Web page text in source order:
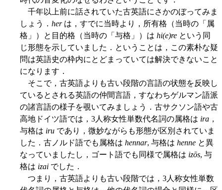
千年以上前に話されていた古英語にさかのぼってみま
しょう． herは，すでに当時より，所有格（当時の「属
格」）と目的格（当時の「与格」）は hi(e)re という同
じ形態を示していました．ということは，この素朴な疑
問は英語史の枠内にとどまっていては解決できないこと
になります．
そこで，古英語よりも古い段階の言語の状態を反映し
ているとされる英語の仲間言語，すなわちゲルマン語派
の諸言語の様子を覗いてみましょう．古サクソン語や古
高地ドイツ語では，3人称女性単数代名詞の属格は ira ，
与格は iru であり，微妙ながらも形態が区別されていま
した．古ノルド語でも属格は hennar, 与格は henne と異
なっていましたし，ゴート語でも同様で属格は izōs, 与
格は izai でした．
つまり，古英語よりも古い段階では，3人称女性単数